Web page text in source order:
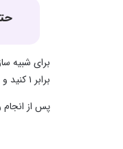
برای شبیه
برابر ۱ کنید و در قسمت
پس از انجام